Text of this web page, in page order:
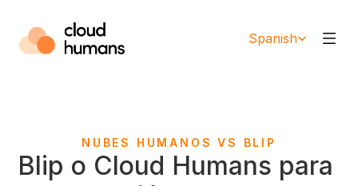
Spanish
NUBES HUMANOS VS BLIP
Blip o Cloud Humans para